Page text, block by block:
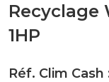
Recyclage
1HP
Réf. Clim Cash